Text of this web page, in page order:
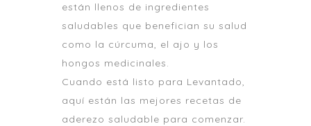
están llenos de ingredientes
saludables que benefician su salud
como la cúrcuma, el ajo y los
hongos medicinales.
Cuando está listo para Levantado,
aquí están las mejores recetas de
aderezo saludable para comenzar.